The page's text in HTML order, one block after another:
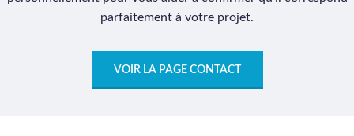
parfaitement à votre projet.
VOIR LA PAGE CONTACT